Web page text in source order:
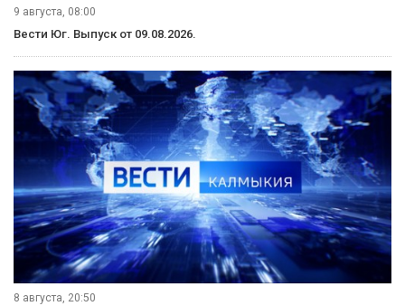
9 августа, 08:00
Вести Юг. Выпуск от 09.08.2026.
8 августа, 20:50